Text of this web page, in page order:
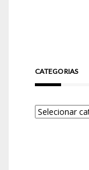
CATEGORIAS